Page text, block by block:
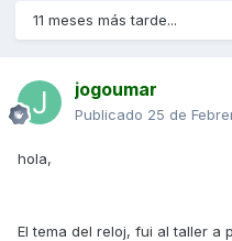
11 meses más tarde...
jogoumar
Publicado 25 de
hola,
El tema del reloj, fui al taller a